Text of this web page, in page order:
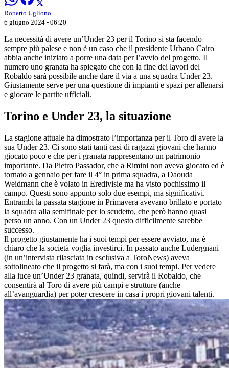
Roberto Ugliono
6 giugno 2024 - 06:20
La necessità di avere un’Under 23 per il Torino si sta facendo
sempre più palese e non è un caso che il presidente Urbano Cairo
abbia anche iniziato a porre una data per l’avvio del progetto. Il
numero uno granata ha spiegato che con la fine dei lavori del
Robaldo sarà possibile anche dare il via a una squadra Under 23.
Giustamente serve per una questione di impianti e spazi per allenarsi
e giocare le partite ufficiali.
Torino e Under 23, la situazione
La stagione attuale ha dimostrato l’importanza per il Toro di avere la
sua Under 23. Ci sono stati tanti casi di ragazzi giovani che hanno
giocato poco e che per i granata rappresentano un patrimonio
importante. Da Pietro Passador, che a Rimini non aveva giocato ed è
tornato a gennaio per fare il 4° in prima squadra, a Daouda
Weidmann che è volato in Eredivisie ma ha visto pochissimo il
campo. Questi sono appunto solo due esempi, ma significativi.
Entrambi la passata stagione in Primavera avevano brillato e portato
la squadra alla semifinale per lo scudetto, che però hanno quasi
perso un anno. Con un Under 23 questo difficilmente sarebbe
successo.
Il progetto giustamente ha i suoi tempi per essere avviato, ma è
chiaro che la società voglia investirci. In passato anche Ludergnani
(in un’intervista rilasciata in esclusiva a ToroNews) aveva
sottolineato che il progetto si farà, ma con i suoi tempi. Per vedere
alla luce un’Under 23 granata, quindi, servirà il Robaldo, che
consentirà al Toro di avere più campi e strutture (anche
all’avanguardia) per poter crescere in casa i propri giovani talenti.